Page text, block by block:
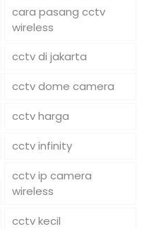
cara pasang cctv
wireless
cctv di jakarta
cctv dome camera
cctv harga
cctv infinity
cctv ip camera
wireless
cctv kecil